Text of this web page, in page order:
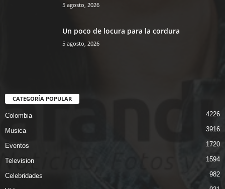
5 agosto, 2026
Un poco de locura para la cordura
5 agosto, 2026
CATEGORÍA POPULAR
Colombia 4226
Musica 3916
Eventos 1720
Television 1594
Celebridades 982